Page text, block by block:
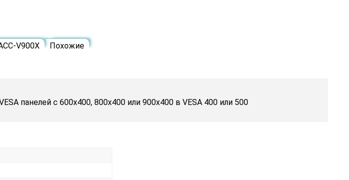
V900X Похожие
панелей с 600x400, 800x400 или 900x400 в VESA 400 или 500